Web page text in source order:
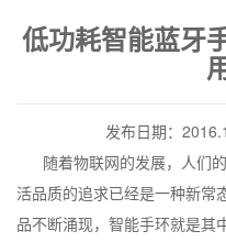
低功耗智能蓝牙
发布日期：
随着物联网的发展，人们的
活品质的追求已经是一种新常
品不断涌现，智能手环就是其